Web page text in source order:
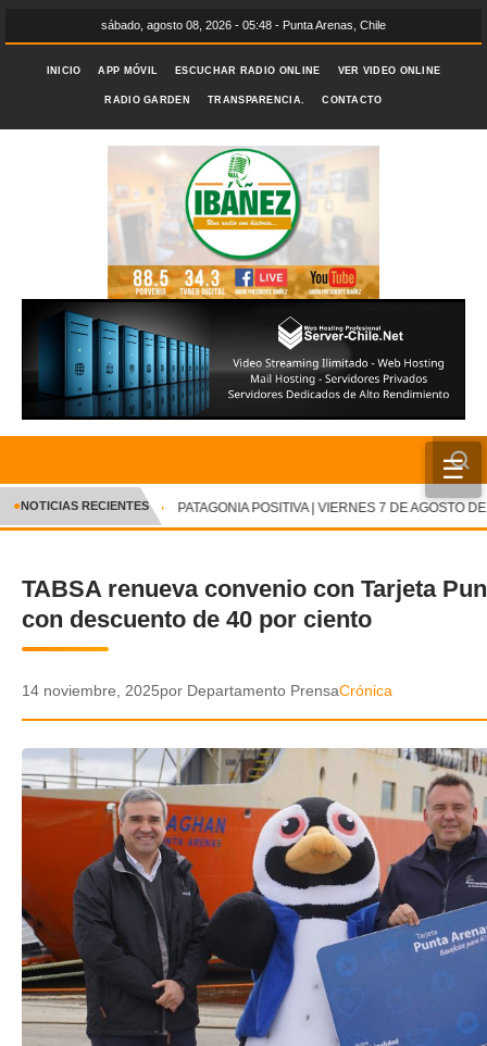
sábado, agosto 08, 2026 - 05:48 - Punta Arenas, Chile
INICIO APP MÓVIL ESCUCHAR RADIO ONLINE VER VIDEO ONLINE
RADIO GARDEN TRANSPARENCIA. CONTACTO
☰
INICIO
CRÓNICA
DEPORTES
POLICIAL
AUDIOS
VIDEOS
GALERIA DE FOTOS
APP MÓVIL
TRANSPARENCIA
✕
NOTICIAS RECIENTES PATAGONIA POSITIVA | VIERNES 7 DE AGOSTO
TABSA renueva convenio con Tarjeta
con descuento de 40 por ciento
14 noviembre, 2025por Departamento PrensaCrónica